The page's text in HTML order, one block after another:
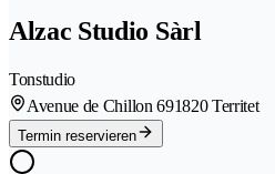
Alzac Studio Sàrl
Tonstudio
Avenue de Chillon 691820 Territet
Termin reservieren